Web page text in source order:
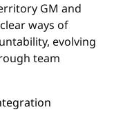
GM and
ways of
evolving
team